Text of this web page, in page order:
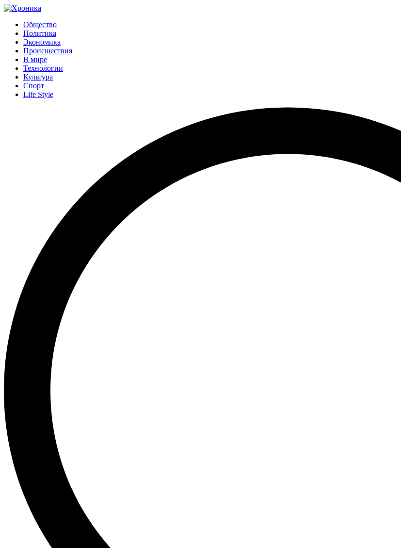
Общество
Политика
Экономика
Происшествия
В мире
Технологии
Культура
Спорт
Life Style